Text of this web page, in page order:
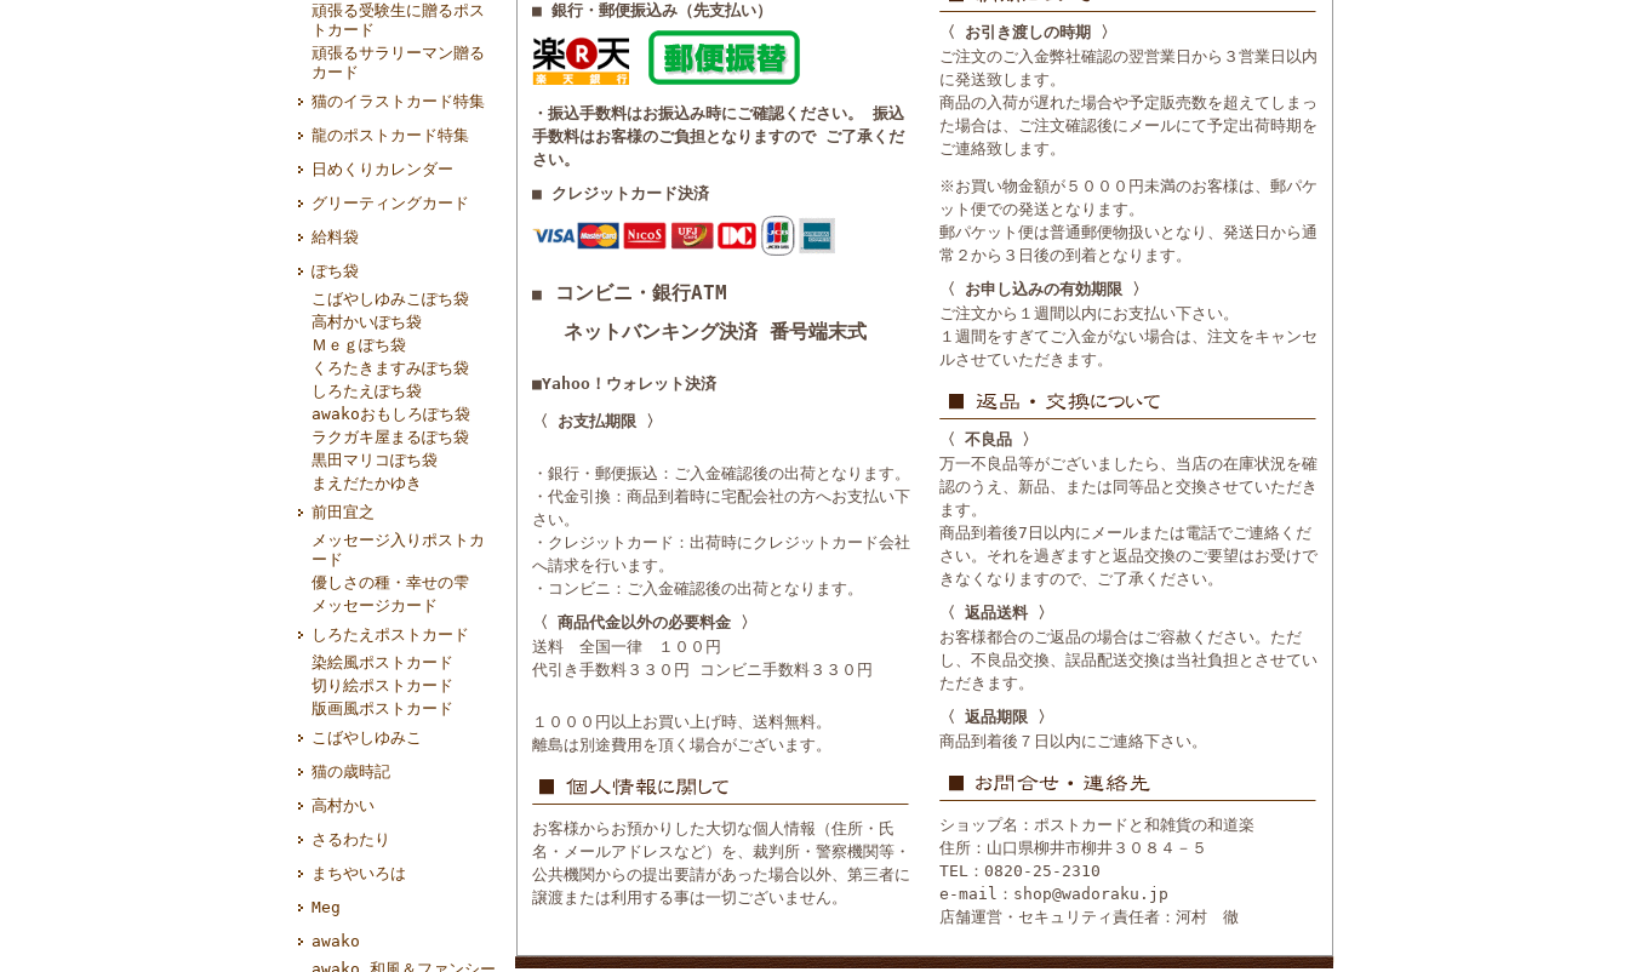
頑張る受験生に贈るポス
トカード
頑張るサラリーマン贈る
カード
猫のイラストカード特集
龍のポストカード特集
日めくりカレンダー
グリーティングカード
給料袋
ぽち袋
こばやしゆみこぽち袋
高村かいぽち袋
Ｍｅｇぽち袋
くろたきますみぽち袋
しろたえぽち袋
awakoおもしろぽち袋
ラクガキ屋まるぽち袋
黒田マリコぽち袋
まえだたかゆき
前田宜之
メッセージ入りポストカ
ード
優しさの種・幸せの雫
メッセージカード
しろたえポストカード
染絵風ポストカード
切り絵ポストカード
版画風ポストカード
こばやしゆみこ
猫の歳時記
高村かい
さるわたり
まちやいろは
Meg
awako
■ 銀行・郵便振込み（先支払い）
・振込手数料はお振込み時にご確認ください。 振込
手数料はお客様のご負担となりますので ご了承くだ
さい。
■ クレジットカード決済
■
コンビニ・銀行ATM
ネットバンキング決済 番号端末式
■Yahoo！ウォレット決済
〈 お支払期限 〉
・銀行・郵便振込：ご入金確認後の出荷となります。
・代金引換：商品到着時に宅配会社の方へお支払い下
さい。
・クレジットカード：出荷時にクレジットカード会社
へ請求を行います。
・コンビニ：ご入金確認後の出荷となります。
〈 商品代金以外の必要料金 〉
送料 全国一律 １００円
代引き手数料３３０円 コンビニ手数料３３０円
１０００円以上お買い上げ時、送料無料。
離島は別途費用を頂く場合がございます。
お客様からお預かりした大切な個人情報（住所・氏
名・メールアドレスなど）を、裁判所・警察機関等・
公共機関からの提出要請があった場合以外、第三者に
譲渡または利用する事は一切ございません。
〈 お引き渡しの時期 〉
ご注文のご入金弊社確認の翌営業日から３営業日以内
に発送致します。
商品の入荷が遅れた場合や予定販売数を超えてしまっ
た場合は、ご注文確認後にメールにて予定出荷時期を
ご連絡致します。
※お買い物金額が５０００円未満のお客様は、郵パケ
ット便での発送となります。
郵パケット便は普通郵便物扱いとなり、発送日から通
常２から３日後の到着となります。
〈 お申し込みの有効期限 〉
ご注文から１週間以内にお支払い下さい。
１週間をすぎてご入金がない場合は、注文をキャンセ
ルさせていただきます。
〈 不良品 〉
万一不良品等がございましたら、当店の在庫状況を確
認のうえ、新品、または同等品と交換させていただき
ます。
商品到着後7日以内にメールまたは電話でご連絡くだ
さい。それを過ぎますと返品交換のご要望はお受けで
きなくなりますので、ご了承ください。
〈 返品送料 〉
お客様都合のご返品の場合はご容赦ください。ただ
し、不良品交換、誤品配送交換は当社負担とさせてい
ただきます。
〈 返品期限 〉
商品到着後７日以内にご連絡下さい。
ショップ名：ポストカードと和雑貨の和道楽
住所：山口県柳井市柳井３０８４－５
TEL：0820-25-2310
e-mail：shop@wadoraku.jp
店舗運営・セキュリティ責任者：河村 徹